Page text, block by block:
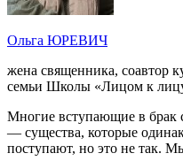
Ольга ЮРЕВИЧ
жена священника, соавтор
семьи Школы «Лицом к
Многие вступающие в брак
— существа, которые
поступают, но это не так.